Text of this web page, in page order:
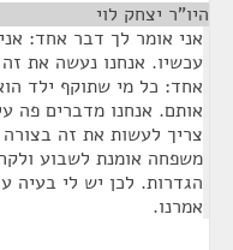
היו"ר יצחק לוי
אני אומר לך דבר אחד:
עכשיו. אנחנו נעשה את
אחד: כל מי שתוקף ילד
אותם. אנחנו מדברים פה
צריך לעשות את זה
משפחה אומנת לשבוע
הגדרות. לכן יש לי
אמרנו.